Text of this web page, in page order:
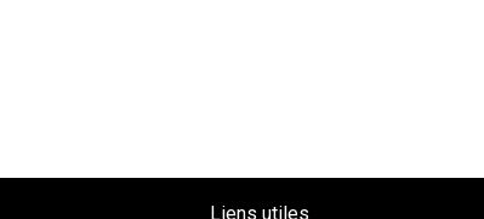
Liens utiles